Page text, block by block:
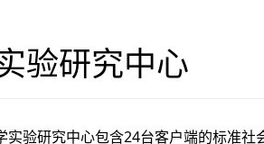
验研究中心
实验研究中心包含24台客户端的标准